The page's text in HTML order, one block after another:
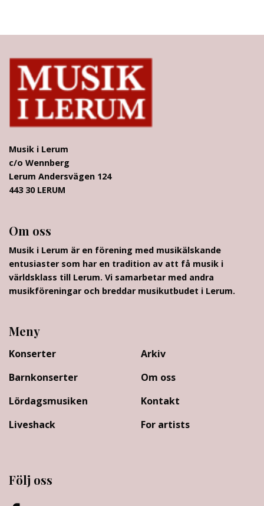
Musik i Lerum
c/o Wennberg
Lerum Andersvägen 124
443 30 LERUM
Om oss
Musik i Lerum är en förening med musikälskande
entusiaster som har en tradition av att få musik i
världsklass till Lerum. Vi samarbetar med andra
musikföreningar och breddar musikutbudet i Lerum.
Meny
Konserter
Barnkonserter
Lördagsmusiken
Liveshack
Arkiv
Om oss
Kontakt
For artists
Följ oss